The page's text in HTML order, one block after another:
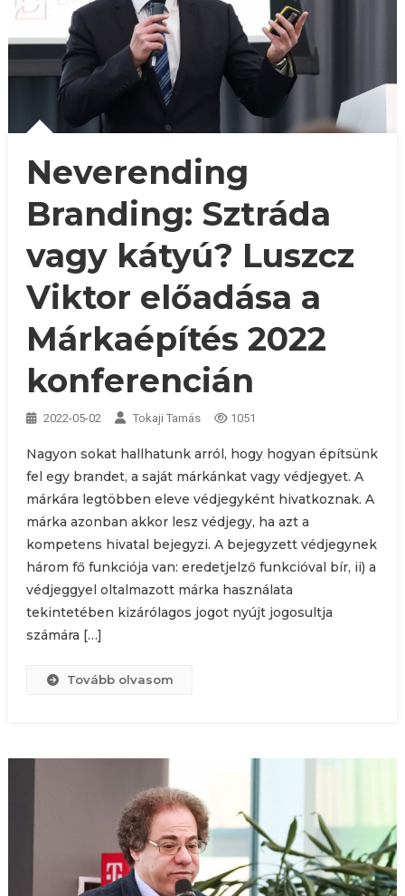
Neverending
Branding: Sztráda
vagy kátyú? Luszcz
Viktor előadása a
Márkaépítés 2022
konferencián
2022-05-02 Tokaji Tamás 1051
Nagyon sokat hallhatunk arról, hogy hogyan építsünk
fel egy brandet, a saját márkánkat vagy védjegyet. A
márkára legtöbben eleve védjegyként hivatkoznak. A
márka azonban akkor lesz védjegy, ha azt a
kompetens hivatal bejegyzi. A bejegyzett védjegynek
három fő funkciója van: eredetjelző funkcióval bír, ii) a
védjeggyel oltalmazott márka használata
tekintetében kizárólagos jogot nyújt jogosultja
számára […]
Tovább olvasom